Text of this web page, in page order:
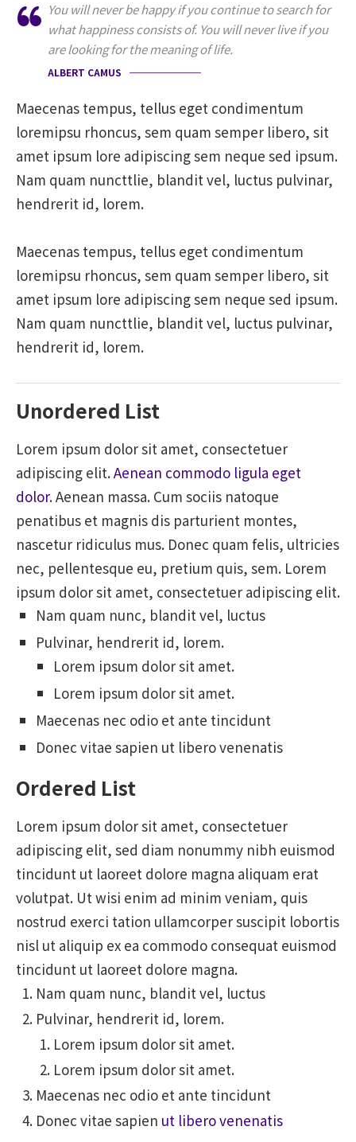
You will never be happy if you continue to search for
what happiness consists of. You will never live if you
are looking for the meaning of life.
ALBERT CAMUS
Maecenas tempus, tellus eget condimentum
loremipsu rhoncus, sem quam semper libero, sit
amet ipsum lore adipiscing sem neque sed ipsum.
Nam quam nuncttlie, blandit vel, luctus pulvinar,
hendrerit id, lorem.
Maecenas tempus, tellus eget condimentum
loremipsu rhoncus, sem quam semper libero, sit
amet ipsum lore adipiscing sem neque sed ipsum.
Nam quam nuncttlie, blandit vel, luctus pulvinar,
hendrerit id, lorem.
Unordered List
Lorem ipsum dolor sit amet, consectetuer
adipiscing elit.Aenean commodo ligula eget
dolor. Aenean massa. Cum sociis natoque
penatibus et magnis dis parturient montes,
nascetur ridiculus mus. Donec quam felis, ultricies
nec, pellentesque eu, pretium quis, sem. Lorem
ipsum dolor sit amet, consectetuer adipiscing elit.
Nam quam nunc, blandit vel, luctus
Pulvinar, hendrerit id, lorem.
Lorem ipsum dolor sit amet.
Lorem ipsum dolor sit amet.
Maecenas nec odio et ante tincidunt
Donec vitae sapien ut libero venenatis
Ordered List
Lorem ipsum dolor sit amet, consectetuer
adipiscing elit, sed diam nonummy nibh euismod
tincidunt ut laoreet dolore magna aliquam erat
volutpat. Ut wisi enim ad minim veniam, quis
nostrud exerci tation ullamcorper suscipit lobortis
nisl ut aliquip ex ea commodo consequat euismod
tincidunt ut laoreet dolore magna.
Nam quam nunc, blandit vel, luctus
Pulvinar, hendrerit id, lorem.
Lorem ipsum dolor sit amet.
Lorem ipsum dolor sit amet.
Maecenas nec odio et ante tincidunt
Donec vitae sapien ut libero venenatis